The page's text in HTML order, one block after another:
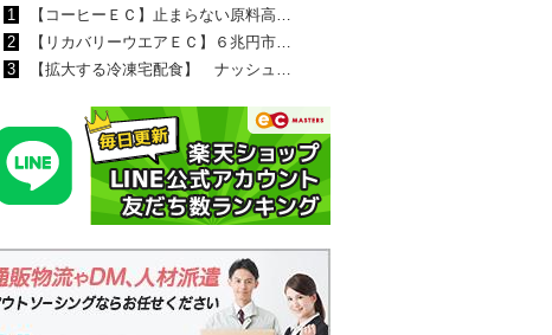
1
【コーヒーＥＣ】止まらない原料高…
2
【リカバリーウエアＥＣ】６兆円市…
3
【拡大する冷凍宅配食】 ナッシュ…